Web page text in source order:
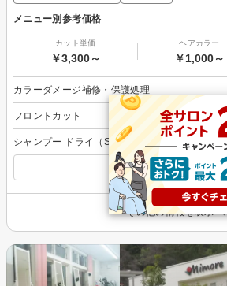
メニュー別参考価格
カット単価
￥3,300～
ヘアカラー
￥1,000～
カラーダメージ補修・保護処理
フロントカット
シャンプー ドライ（S／M）
すべてのメニューを見
その他の情報を表示